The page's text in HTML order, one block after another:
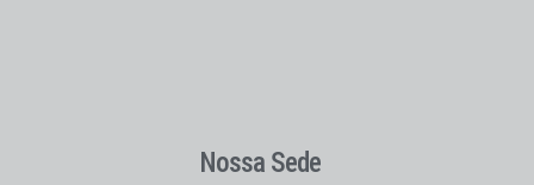
Nossa Sede